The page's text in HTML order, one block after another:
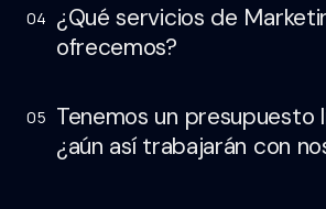
04 ¿Qué servicios de
ofrecemos?
05 Tenemos un presupuesto
¿aún así trabajarán con